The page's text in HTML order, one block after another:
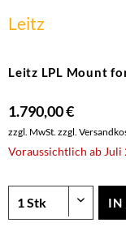
Leitz
Leitz LPL Mount
1.790,00 €
zzgl. MwSt. zzgl.
Voraussichtlich ab Juli
IN